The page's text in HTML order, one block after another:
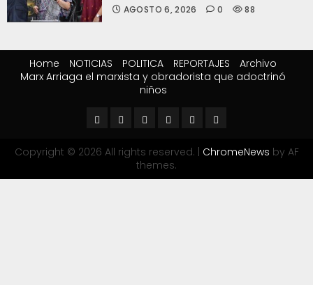
AGOSTO 6, 2026 0 88
Home NOTICIAS POLITICA REPORTAJES
Archivo
Marx Arriaga el marxista y obradorista que adoctrinó
niños
Copyright © 2026 All rights reserved. ChromeNews by AF
themes.